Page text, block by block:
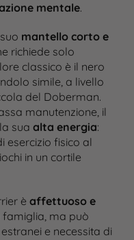
mentale​.
mantello corto e
richiede solo
classico è il nero
simile, a livello
del Doberman​.
manutenzione, il
sua alta energia:
esercizio fisico al
in un cortile
è affettuoso e
ma può
e necessita di